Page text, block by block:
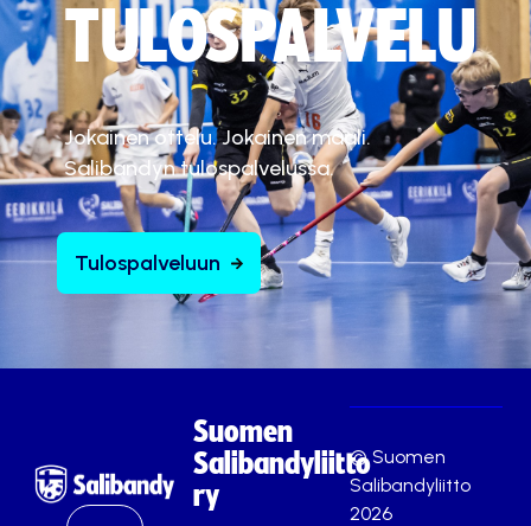
TULOSPALVELU
Jokainen ottelu. Jokainen maali.
Salibandyn tulospalvelussa.
Tulospalveluun
Suomen
Salibandyliitto
ry
© Suomen
Salibandyliitto
2026